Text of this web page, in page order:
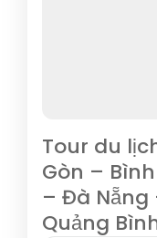
Tour du
Gòn –
– Đà Nẵng
Quảng